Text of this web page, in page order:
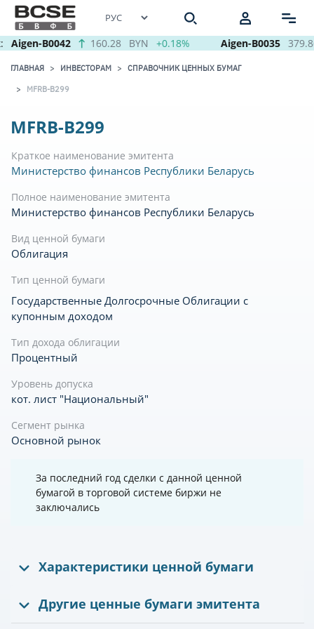
Aigen-B0042 160.28 BYN +0.18% Aigen-B0035
ГЛАВНАЯ ИНВЕСТОРАМ СПРАВОЧНИК ЦЕННЫХ БУМАГ
MFRB-B299
MFRB-B299
Краткое наименование эмитента
Министерство финансов Республики Беларусь
Полное наименование эмитента
Министерство финансов Республики Беларусь
Вид ценной бумаги
Облигация
Тип ценной бумаги
Государственные Долгосрочные Облигации с
купонным доходом
Тип дохода облигации
Процентный
Уровень допуска
кот. лист "Национальный"
Сегмент рынка
Основной рынок
За последний год сделки с данной ценной
бумагой в торговой системе биржи не
заключались
Характеристики ценной бумаги
Другие ценные бумаги эмитента